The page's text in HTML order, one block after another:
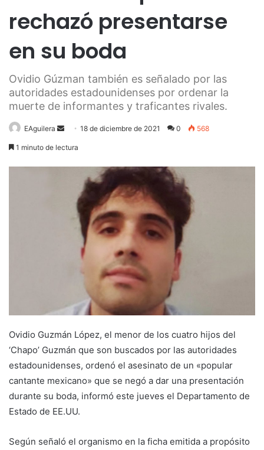
rechazó presentarse
en su boda
Ovidio Gúzman también es señalado por las
autoridades estadounidenses por ordenar la
muerte de informantes y traficantes rivales.
EAguilera
Send18 de diciembre de 2021 0 568
1 minuto de lectura
Ovidio Guzmán López, el menor de los cuatro hijos del
‘Chapo’ Guzmán que son buscados por las autoridades
estadounidenses, ordenó el asesinato de un «popular
cantante mexicano» que se negó a dar una presentación
durante su boda, informó este jueves el Departamento de
Estado de EE.UU.
Según señaló el organismo en la ficha emitida a propósito